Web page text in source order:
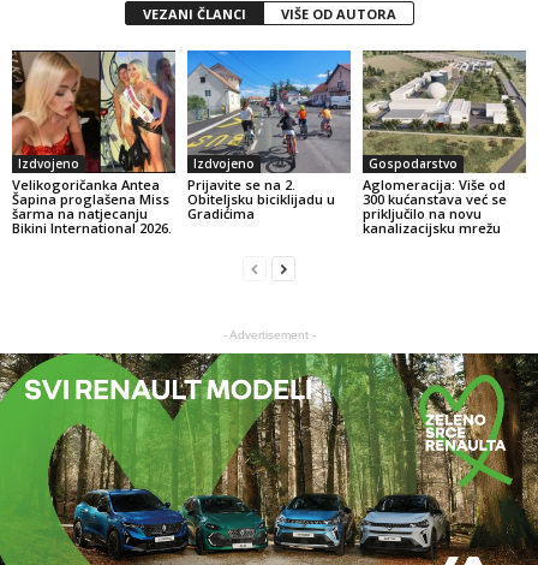
VEZANI ČLANCI VIŠE OD AUTORA
Izdvojeno
Velikogoričanka Antea
Šapina proglašena Miss
šarma na natjecanju
Bikini International 2026.
Izdvojeno
Prijavite se na 2.
Obiteljsku biciklijadu u
Gradićima
Gospodarstvo
Aglomeracija: Više od
300 kućanstava već se
priključilo na novu
kanalizacijsku mrežu
- Advertisement -